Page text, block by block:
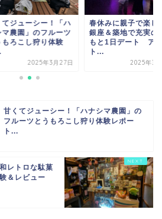
てジューシー！「ハ
マ農園」のフルーツ
もろこし狩り体験
2025年3月27日
春休みに親子で楽し
銀座＆築地で充実の
もと1日デート ア
ト...
2025年3
甘くてジューシー！「ハナシマ農園」の
フルーツとうもろこし狩り体験レポー
ト...
レトロな駄菓
＆レビュー